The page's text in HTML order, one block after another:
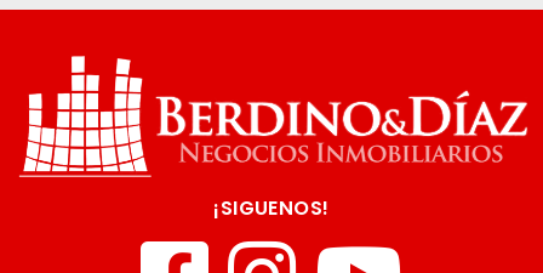
¡SIGUENOS!